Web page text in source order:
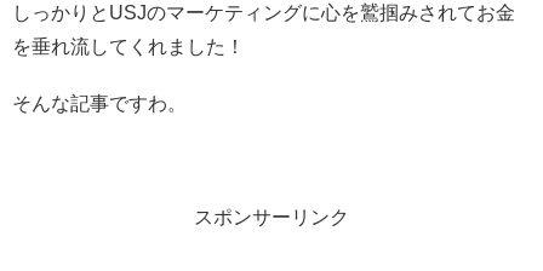
しっかりとUSJのマーケティングに心を鷲掴みされてお金
を垂れ流してくれました！
そんな記事ですわ。
スポンサーリンク